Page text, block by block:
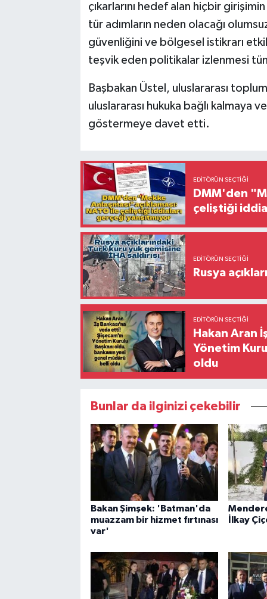
çıkarlarını hedef alan hiçbir
tür adımların neden olacağı
güvenliğini ve bölgesel istikrarı
teşvik eden politikalar izlenmesi
Başbakan Üstel, uluslararası
uluslararası hukuka bağlı kalmaya
göstermeye davet etti.
EDITÖRÜN SEÇTIĞI
DMM'den
çeliştiği
EDITÖRÜN SEÇTIĞI
Rusya
EDITÖRÜN SEÇTIĞI
Hakan Aran
Yönetim
oldu
Bunlar da ilginizi çekebilir
Bakan Şimşek: 'Batman'da
muazzam bir hizmet fırtınası
var'
İlkay